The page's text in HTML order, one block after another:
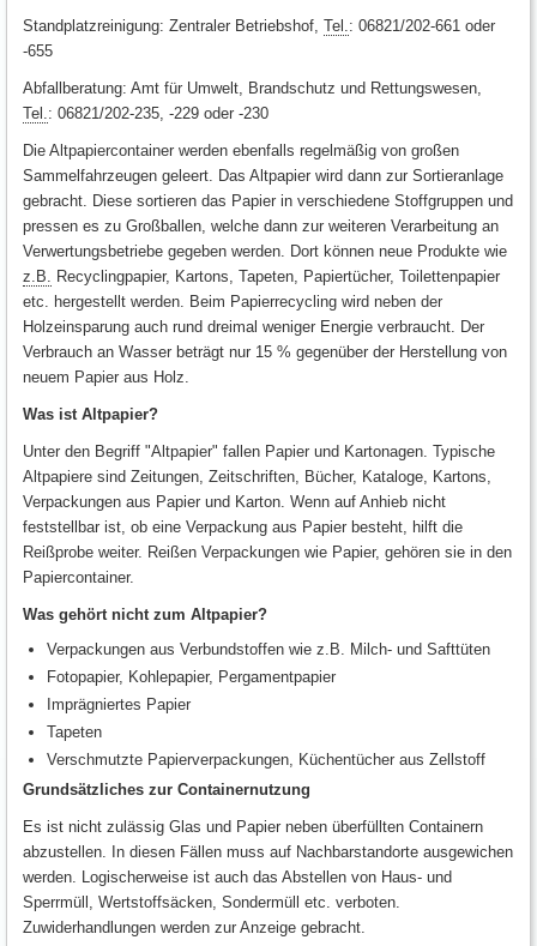
Standplatzreinigung: Zentraler Betriebshof, Tel. : 06821/202-661 oder
-655
Abfallberatung: Amt für Umwelt, Brandschutz und Rettungswesen,
Tel. : 06821/202-235, -229 oder -230
Die Altpapiercontainer werden ebenfalls regelmäßig von großen
Sammelfahrzeugen geleert. Das Altpapier wird dann zur Sortieranlage
gebracht. Diese sortieren das Papier in verschiedene Stoffgruppen und
pressen es zu Großballen, welche dann zur weiteren Verarbeitung an
Verwertungsbetriebe gegeben werden. Dort können neue Produkte wie
z.B.
Recyclingpapier, Kartons, Tapeten, Papiertücher, Toilettenpapier
etc. hergestellt werden. Beim Papierrecycling wird neben der
Holzeinsparung auch rund dreimal weniger Energie verbraucht. Der
Verbrauch an Wasser beträgt nur 15 % gegenüber der Herstellung von
neuem Papier aus Holz.
Was ist Altpapier?
Unter den Begriff "Altpapier" fallen Papier und Kartonagen. Typische
Altpapiere sind Zeitungen, Zeitschriften, Bücher, Kataloge, Kartons,
Verpackungen aus Papier und Karton. Wenn auf Anhieb nicht
feststellbar ist, ob eine Verpackung aus Papier besteht, hilft die
Reißprobe weiter. Reißen Verpackungen wie Papier, gehören sie in den
Papiercontainer.
Was gehört nicht zum Altpapier?
Verpackungen aus Verbundstoffen wie z.B. Milch- und Safttüten
Fotopapier, Kohlepapier, Pergamentpapier
Imprägniertes Papier
Tapeten
Verschmutzte Papierverpackungen, Küchentücher aus Zellstoff
Grundsätzliches zur Containernutzung
Es ist nicht zulässig Glas und Papier neben überfüllten Containern
abzustellen. In diesen Fällen muss auf Nachbarstandorte ausgewichen
werden. Logischerweise ist auch das Abstellen von Haus- und
Sperrmüll, Wertstoffsäcken, Sondermüll etc. verboten.
Zuwiderhandlungen werden zur Anzeige gebracht.